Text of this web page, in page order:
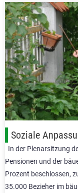
Soziale
In der Plenarsitzung
Pensionen und der
Prozent beschlossen,
35.000 Bezieher im